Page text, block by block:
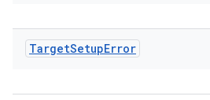
TargetSetupError